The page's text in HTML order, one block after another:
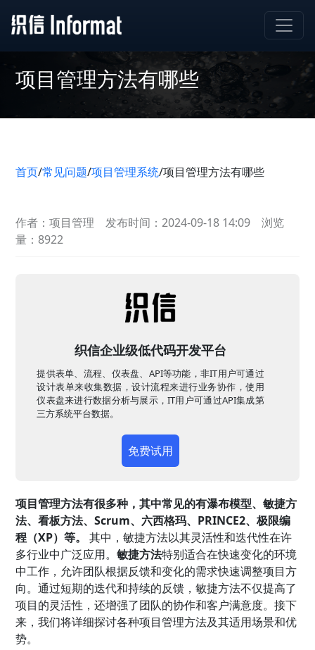
项目管理方法有哪些
首页/常见问题/项目管理系统/项目管理方法有哪些
作者：项目管理 发布时间：2024-09-18 14:09
浏览
量：8922
织信企业级低代码开发平台
提供表单、流程、仪表盘、API等功能，非IT用户可通过
设计表单来收集数据，设计流程来进行业务协作，使用
仪表盘来进行数据分析与展示，IT用户可通过API集成第
三方系统平台数据。
免费试用
项目管理方法有很多种，其中常见的有瀑布模型、敏捷方
法、看板方法、Scrum、六西格玛、PRINCE2、极限编
程（XP）等。
其中，敏捷方法以其灵活性和迭代性在许
多行业中广泛应用。敏捷方法特别适合在快速变化的环境
中工作，允许团队根据反馈和变化的需求快速调整项目方
向。通过短期的迭代和持续的反馈，敏捷方法不仅提高了
项目的灵活性，还增强了团队的协作和客户满意度。接下
来，我们将详细探讨各种项目管理方法及其适用场景和优
势。